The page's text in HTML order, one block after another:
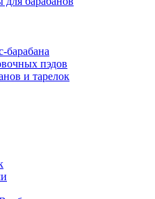
барабана
пэдов
и тарелок